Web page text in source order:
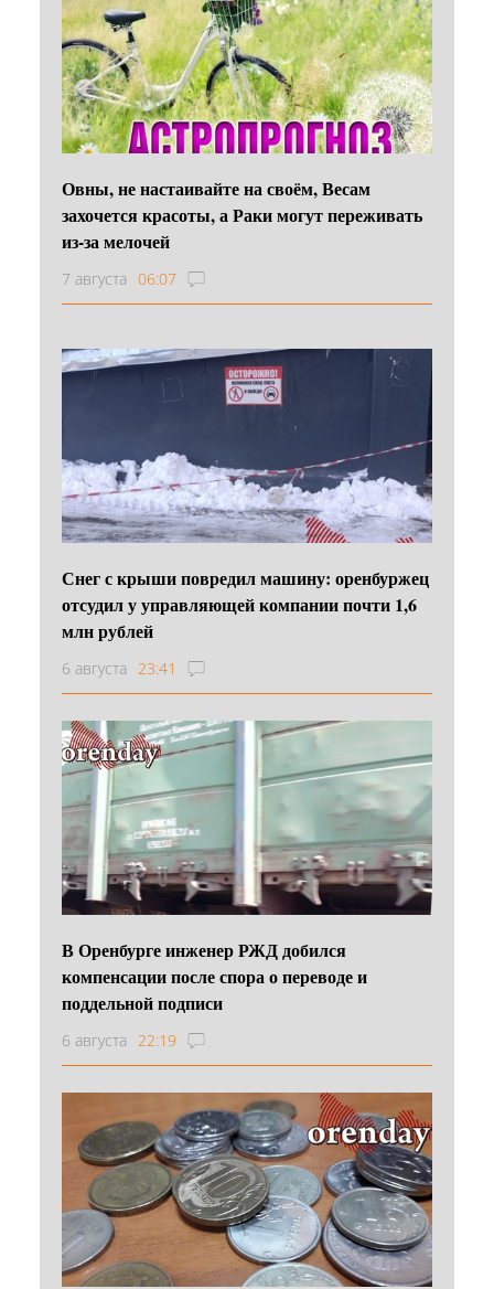
Овны, не настаивайте на своём, Весам
захочется красоты, а Раки могут переживать
из-за мелочей
7 августа 06:07
Снег с крыши повредил машину: оренбуржец
отсудил у управляющей компании почти 1,6
млн рублей
6 августа 23:41
В Оренбурге инженер РЖД добился
компенсации после спора о переводе и
поддельной подписи
6 августа 22:19